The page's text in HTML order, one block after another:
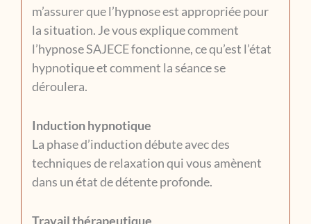
m’assurer que l’hypnose est appropriée pour
la situation. Je vous explique comment
l’hypnose SAJECE fonctionne, ce qu’est l’état
hypnotique et comment la séance se
déroulera.
Induction hypnotique
La phase d’induction débute avec des
techniques de relaxation qui vous amènent
dans un état de détente profonde.
Travail thérapeutique